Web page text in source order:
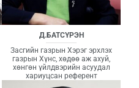
Д.БАТСҮРЭН
Засгийн газрын Хэрэг эрхлэх
газрын Хүнс, хөдөө аж ахуй,
хөнгөн үйлдвэрийн асуудал
хариуцсан референт